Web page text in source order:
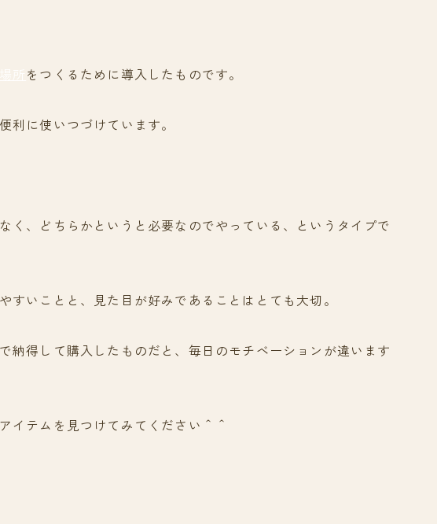
をつくるために導入したものです。
利に使いつづけています。
く、どちらかというと必要なのでやっている、というタイプで
すいことと、見た目が好みであることはとても大切。
納得して購入したものだと、毎日のモチベーションが違います
イテムを見つけてみてください＾＾